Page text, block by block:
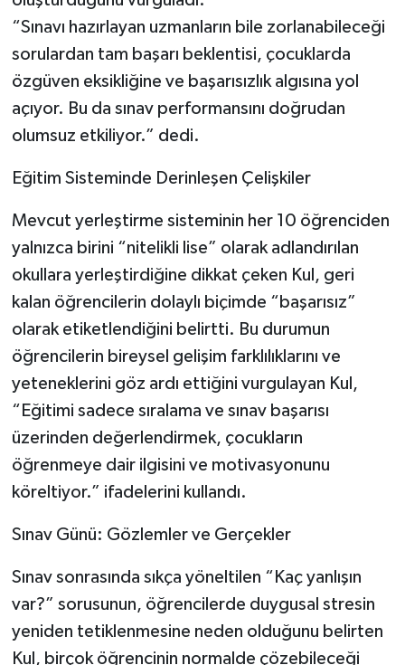
“Sınavı hazırlayan uzmanların bile zorlanabileceği
sorulardan tam başarı beklentisi, çocuklarda
özgüven eksikliğine ve başarısızlık algısına yol
açıyor. Bu da sınav performansını doğrudan
olumsuz etkiliyor.” dedi.
Eğitim Sisteminde Derinleşen Çelişkiler
Mevcut yerleştirme sisteminin her 10 öğrenciden
yalnızca birini “nitelikli lise” olarak adlandırılan
okullara yerleştirdiğine dikkat çeken Kul, geri
kalan öğrencilerin dolaylı biçimde “başarısız”
olarak etiketlendiğini belirtti. Bu durumun
öğrencilerin bireysel gelişim farklılıklarını ve
yeteneklerini göz ardı ettiğini vurgulayan Kul,
“Eğitimi sadece sıralama ve sınav başarısı
üzerinden değerlendirmek, çocukların
öğrenmeye dair ilgisini ve motivasyonunu
köreltiyor.” ifadelerini kullandı.
Sınav Günü: Gözlemler ve Gerçekler
Sınav sonrasında sıkça yöneltilen “Kaç yanlışın
var?” sorusunun, öğrencilerde duygusal stresin
yeniden tetiklenmesine neden olduğunu belirten
Kul, birçok öğrencinin normalde çözebileceği